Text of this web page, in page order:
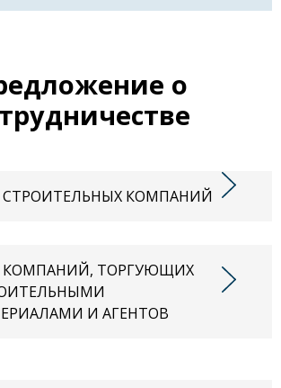
о
КОМПАНИЙ
КОМПАНИЙ, ТОРГУЮЩИХ
И АГЕНТОВ